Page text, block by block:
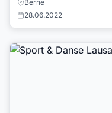
Berne
28.06.2022